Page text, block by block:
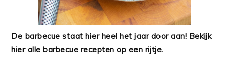
De barbecue staat hier heel het jaar door aan! Bekijk
hier alle barbecue recepten op een rijtje.